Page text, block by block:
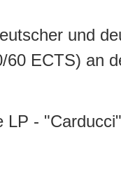
und
ECTS) an
-